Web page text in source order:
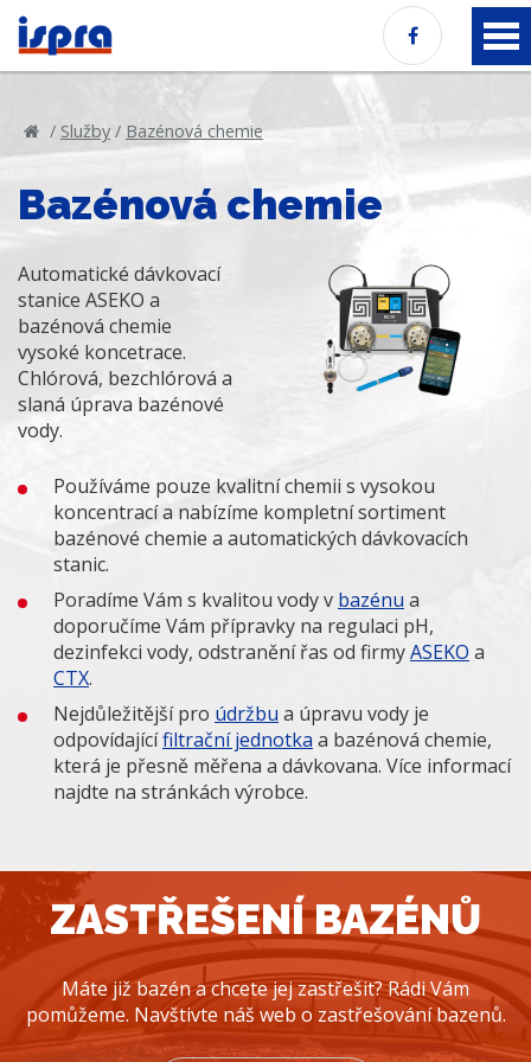
/ Služby / Bazénová chemie
Bazénová chemie
Automatické dávkovací
stanice ASEKO a
bazénová chemie
vysoké koncetrace.
Chlórová, bezchlórová a
slaná úprava bazénové
vody.
Používáme pouze kvalitní chemii s vysokou
koncentrací a nabízíme kompletní sortiment
bazénové chemie a automatických dávkovacích
stanic.
Poradíme Vám s kvalitou vody v bazénu a
doporučíme Vám přípravky na regulaci pH,
dezinfekci vody, odstranění řas od firmyASEKO a
CTX.
Nejdůležitější pro údržbu a úpravu vody je
odpovídajícífiltrační jednotka a bazénová chemie,
která je přesně měřena a dávkovana. Více informací
najdte na stránkách výrobce.
ZASTŘEŠENÍ BAZÉNŮ
Máte již bazén a chcete jej zastřešit? Rádi Vám
pomůžeme. Navštivte náš web o zastřešování bazenů.